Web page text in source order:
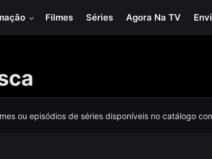
Filmes Séries Agora Na TV
ou episódios de séries disponíveis no catálogo